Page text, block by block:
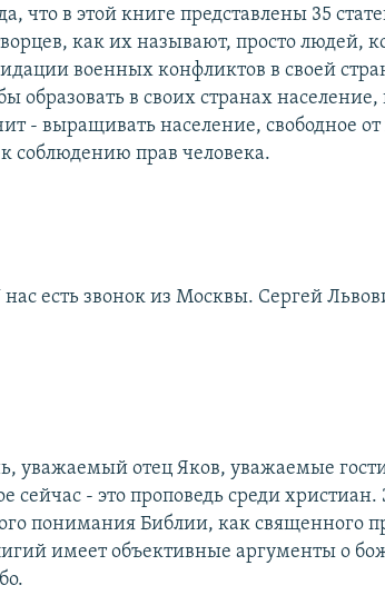
что в этой книге представлены 35
как их называют, просто людей,
военных конфликтов в своей
образовать в своих странах население,
- выращивать население, свободное от
соблюдению прав человека.
нас есть звонок из Москвы. Сергей
уважаемый отец Яков, уважаемые
сейчас - это проповедь среди христиан.
понимания Библии, как священного
имеет объективные аргументы о